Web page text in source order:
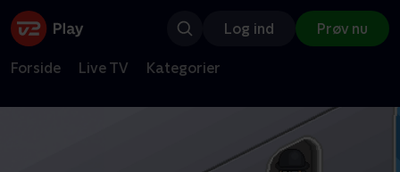
Log ind Prøv nu
Forside Live TV Kategorier